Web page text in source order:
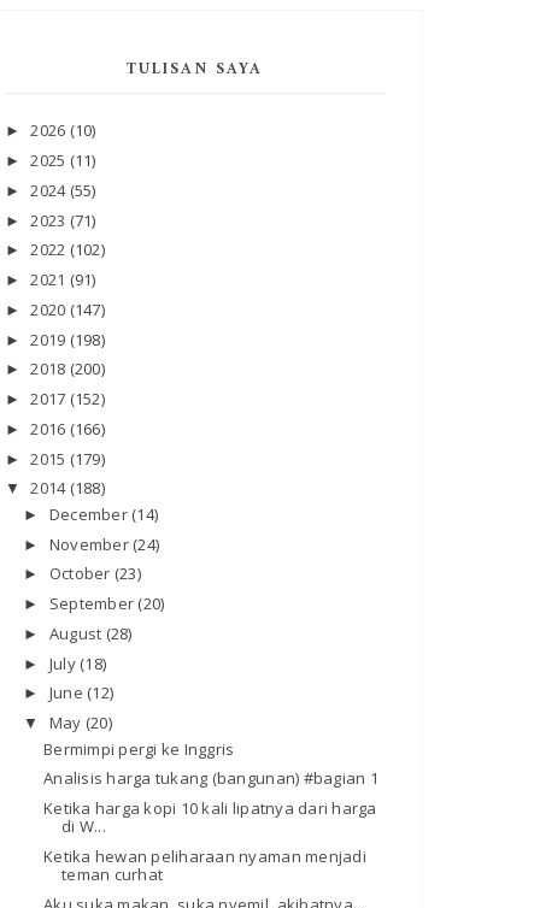
TULISAN SAYA
►2026 (10)
►2025 (11)
►2024 (55)
►2023 (71)
►2022 (102)
►2021 (91)
►2020 (147)
►2019 (198)
►2018 (200)
►2017 (152)
►2016 (166)
►2015 (179)
▼2014 (188)
► December (14)
► November (24)
► October (23)
► September (20)
► August (28)
► July (18)
► June (12)
▼ May (20)
Bermimpi pergi ke Inggris
Analisis harga tukang (bangunan) #bagian 1
Ketika harga kopi 10 kali lipatnya dari harga
di W...
Ketika hewan peliharaan nyaman menjadi
teman curhat